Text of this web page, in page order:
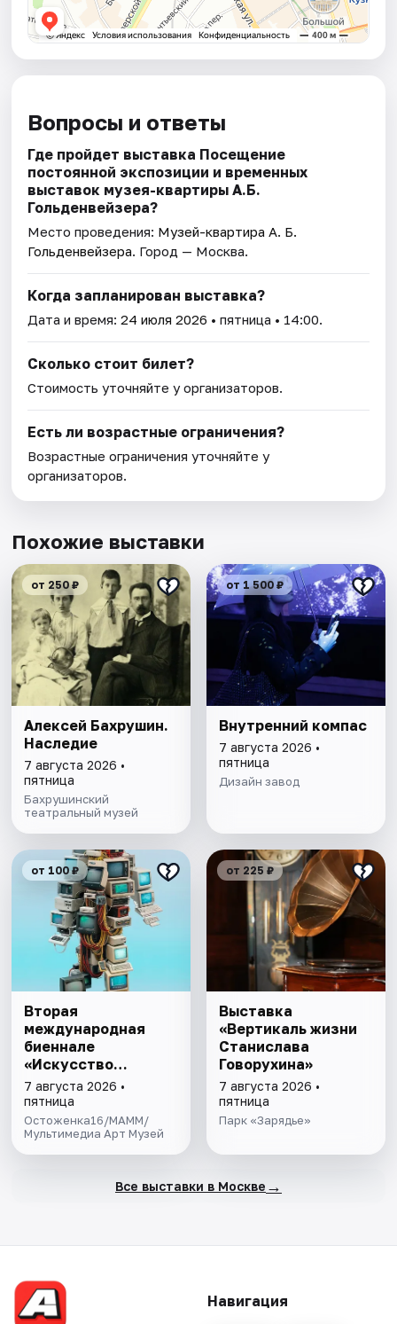
Вопросы и ответы
Где пройдет выставка Посещение
постоянной экспозиции и временных
выставок музея-квартиры А.Б.
Гольденвейзера?
Место проведения: Музей-квартира А. Б.
Гольденвейзера. Город — Москва.
Когда запланирован выставка?
Дата и время:24 июля 2026 • пятница • 14:00.
Сколько стоит билет?
Стоимость уточняйте у организаторов.
Есть ли возрастные ограничения?
Возрастные ограничения уточняйте у
организаторов.
Похожие выставки
от 250 ₽
Алексей Бахрушин.
Наследие
7 августа 2026 •
пятница
Бахрушинский
театральный музей
от 1 500 ₽
Внутренний компас
7 августа 2026 •
пятница
Дизайн завод
от 100 ₽
Вторая
международная
биеннале
«Искусство
будущего»
7 августа 2026 •
пятница
Остоженка16/МАММ/
Мультимедиа Арт Музей
от 225 ₽
Выставка
«Вертикаль жизни
Станислава
Говорухина»
7 августа 2026 •
пятница
Парк «Зарядье»
Все выставки в Москве →
Навигация